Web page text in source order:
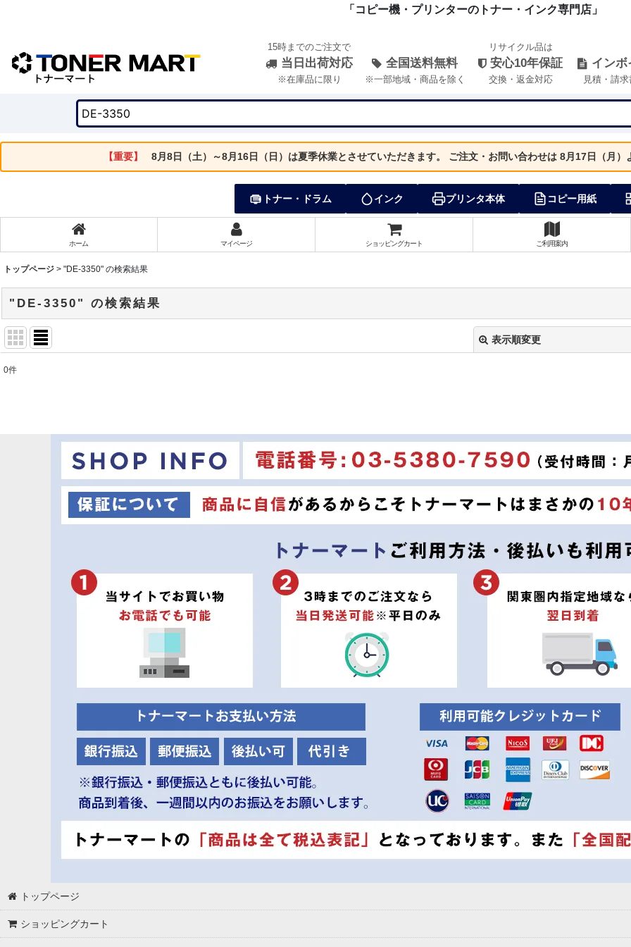
「コピー機・プリンターのトナー・インク専門店」
15時までのご注文で
当日出荷対応
※在庫品に限り
全国送料無料
※一部地域・商品を除く
リサイクル品は
安心10年保証
交換・返金対応
インボ
見積・請
【重要】 8月8日（土）～8月16日（日）は夏季休業とさせていただきます。 ご注文・お問い合わせは 8月17日（月
トナー・ドラム インク プリンタ本体 コピー用紙
ホーム マイページ ショッピングカート ご利用案内
トップページ > "DE-3350" の検索結果
"DE-3350" の検索結果
表示順変更
商品検索
絞り込む
0件
トップページ
ショッピングカート